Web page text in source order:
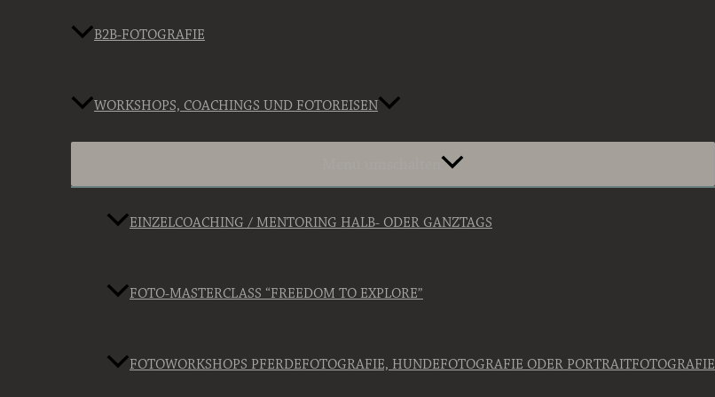
B2B-FOTOGRAFIE
WORKSHOPS, COACHINGS UND FOTOREISEN
EINZELCOACHING / MENTORING HALB- ODER GANZTAGS
FOTO-MASTERCLASS “FREEDOM TO EXPLORE”
FOTOWORKSHOPS PFERDEFOTOGRAFIE, HUNDEFOTOGRAFIE ODER PORTRAITFOTOGRAFIE